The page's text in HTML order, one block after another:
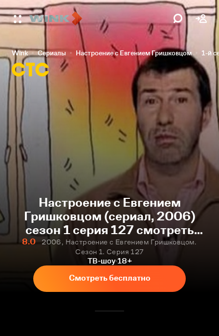
Wink Сериалы Настроение с Евгением Гришковцом 1-й
Настроение с Евгением
Гришковцом (сериал, 2006)
сезон 1 серия 127 смотреть
онлайн бесплатно
8.0
2006, Настроение с Евгением Гришковцом.
Сезон 1. Серия 127
ТВ-шоу 18+
Смотреть бесплатно